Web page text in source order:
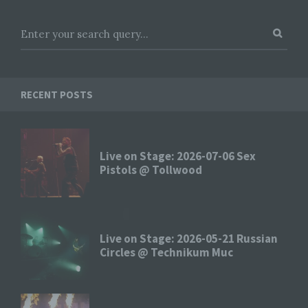
RECENT POSTS
Live on Stage: 2026-07-06 Sex
Pistols @ Tollwood
Live on Stage: 2026-05-21 Russian
Circles @ Technikum Muc
bereitstellen, die ohne die Cookie-Setzung nicht
des Benutzers optimiert werden. Cookies
Benutzer unserer Internetseite wiederzuerkennen.
Zweck dieser Wiedererkennung ist es, den
Nutzern die Verwendung unserer Internetseite zu
erleichtern. Der Benutzer einer Internetseite, die
Cookies verwendet, muss beispielsweise nicht bei
jedem Besuch der Internetseite erneut seine
Internetseite und dem auf dem Computersystem
des Benutzers abgelegten Cookie übernommen
wird. Ein weiteres Beispiel ist das Cookie eines
Warenkorbes im Online-Shop. Der Online-Shop
virtuellen Warenkorb gelegt hat, über ein Cookie.